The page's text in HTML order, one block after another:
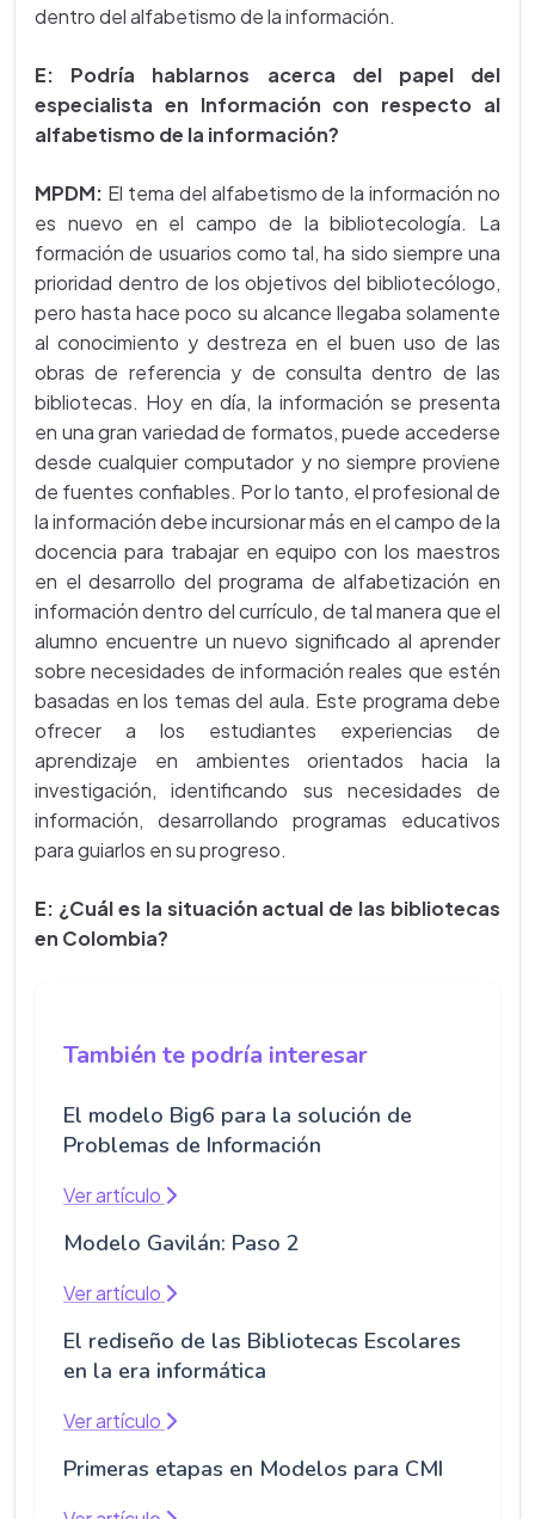
dentro del alfabetismo de la información.
E: Podría hablarnos acerca del papel del
especialista en Información con respecto al
alfabetismo de la información?
MPDM: El tema del alfabetismo de la información no
es nuevo en el campo de la bibliotecología. La
formación de usuarios como tal, ha sido siempre una
prioridad dentro de los objetivos del bibliotecólogo,
pero hasta hace poco su alcance llegaba solamente
al conocimiento y destreza en el buen uso de las
obras de referencia y de consulta dentro de las
bibliotecas. Hoy en día, la información se presenta
en una gran variedad de formatos, puede accederse
desde cualquier computador y no siempre proviene
de fuentes confiables. Por lo tanto, el profesional de
la información debe incursionar más en el campo de la
docencia para trabajar en equipo con los maestros
en el desarrollo del programa de alfabetización en
información dentro del currículo, de tal manera que el
alumno encuentre un nuevo significado al aprender
sobre necesidades de información reales que estén
basadas en los temas del aula. Este programa debe
ofrecer a los estudiantes experiencias de
aprendizaje en ambientes orientados hacia la
investigación, identificando sus necesidades de
información, desarrollando programas educativos
para guiarlos en su progreso.
E: ¿Cuál es la situación actual de las bibliotecas
en Colombia?
También te podría interesar
El modelo Big6 para la solución de
Problemas de Información
Ver artículo
Modelo Gavilán: Paso 2
Ver artículo
El rediseño de las Bibliotecas Escolares
en la era informática
Ver artículo
Primeras etapas en Modelos para CMI